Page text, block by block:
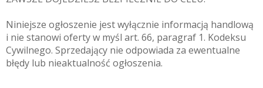
Niniejsze ogłoszenie jest wyłącznie informacją handlową
i nie stanowi oferty w myśl art. 66, paragraf 1. Kodeksu
Cywilnego. Sprzedający nie odpowiada za ewentualne
błędy lub nieaktualność ogłoszenia.